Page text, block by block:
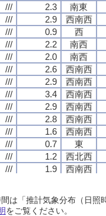
/// 2.3
南東
/// 2.9
西南西
/// 0.9
西
/// 2.2
南西
/// 2.0
南西
/// 2.6
西南西
/// 2.9
西南西
/// 3.4
西南西
/// 2.9
西南西
/// 2.8
西南西
/// 1.6
西南西
/// 0.7
東
/// 1.2
西北西
/// 1.9
西南西
/// 0.7 西北西
/// 2.3
南東
/// 2.9
西南西
/// 0.9
西
/// 2.2
南西
/// 2.0
南西
/// 2.6
西南西
/// 2.9
西南西
/// 3.4
西南西
/// 2.9
西南西
/// 2.8
西南西
/// 1.6
西南西
/// 0.7
東
/// 1.2
西北西
/// 1.9
西南西
/// 0.7 西北西
/// 2.3
南東
/// 2.9
西南西
/// 0.9
西
/// 2.2
南西
/// 2.0
南西
/// 2.6
西南西
/// 2.9
西南西
/// 3.4
西南西
/// 2.9
西南西
/// 2.8
西南西
/// 1.6
西南西
/// 0.7
東
/// 1.2
西北西
/// 1.9
西南西
/// 0.7 西北西
/// 2.3
南東
/// 2.9
西南西
/// 0.9
西
/// 2.2
南西
/// 2.0
南西
/// 2.6
西南西
/// 2.9
西南西
/// 3.4
西南西
/// 2.9
西南西
/// 2.8
西南西
/// 1.6
西南西
/// 0.7
東
/// 1.2
西北西
/// 1.9
西南西
/// 0.7 西北西
は「推計気象分布（日
をご覧ください。